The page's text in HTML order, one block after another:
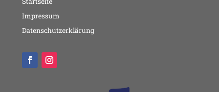
Impressum
Datenschutzerklärung